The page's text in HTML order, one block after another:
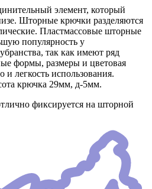
элемент, который
Шторные крючки разделяются
Пластмассовые шторные
популярность у
так как имеют ряд
формы, размеры и цветовая
и легкость использования.
крючка 29мм, д-5мм.
фиксируется на шторной